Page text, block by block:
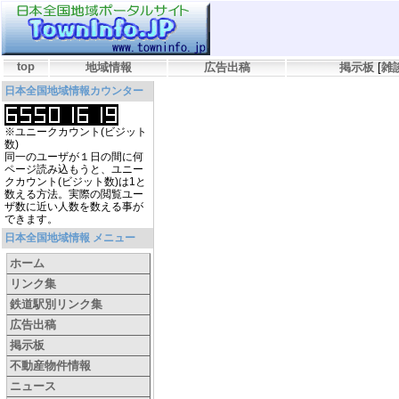
top 地域情報 広告出稿 掲示板 [雑
日本全国地域情報カウンター
※ユニークカウント(ビジット
数)
同一のユーザが１日の間に何
ページ読み込もうと、ユニー
クカウント(ビジット数)は1と
数える方法。実際の閲覧ユー
ザ数に近い人数を数える事が
できます。
日本全国地域情報 メニュー
ホーム
リンク集
鉄道駅別リンク集
広告出稿
掲示板
不動産物件情報
ニュース